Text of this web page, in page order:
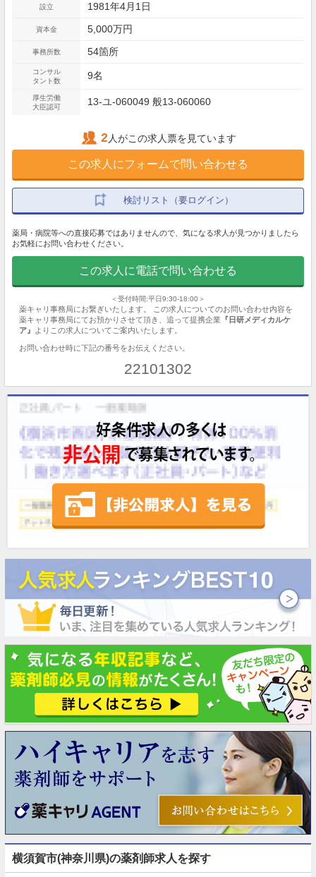
設立 1981年4月1日
資本金 5,000万円
事務所数 54箇所
コンサル
タント数
9名
厚生労働
大臣認可
13-ユ-060049 般13-060060
2人がこの求人票を見ています
この求人にフォームで問い合わせる
検討リスト（要ログイン）
薬局・病院等への直接応募ではありませんので、気になる求人が見つかりましたら
お気軽にお問い合わせください。
この求人に電話で問い合わせる
＜受付時間:平日9:30-18:00＞
薬キャリ事務局にお繋ぎいたします。 この求人についてのお問い合わせ内容を
薬キャリ事務局にてお預かりさせて頂き、追って提携企業 『日研メディカルケ
ア』
よりこの求人についてご案内いたします。
お問い合わせ時に下記の番号をお伝えください。
22101302
横須賀市(神奈川県)の薬剤師求人を探す